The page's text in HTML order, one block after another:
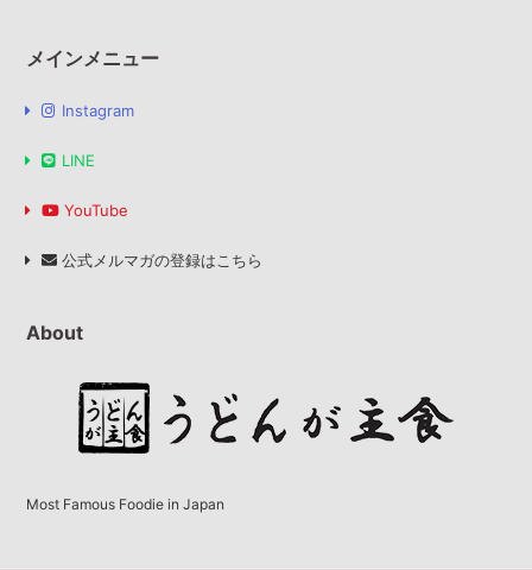
メインメニュー
Instagram
LINE
YouTube
公式メルマガの登録はこちら
About
Most Famous Foodie in Japan